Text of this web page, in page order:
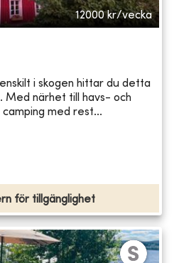
12000 kr/vecka
i skogen hittar du detta
Med närhet till havs- och
med rest...
för tillgänglighet